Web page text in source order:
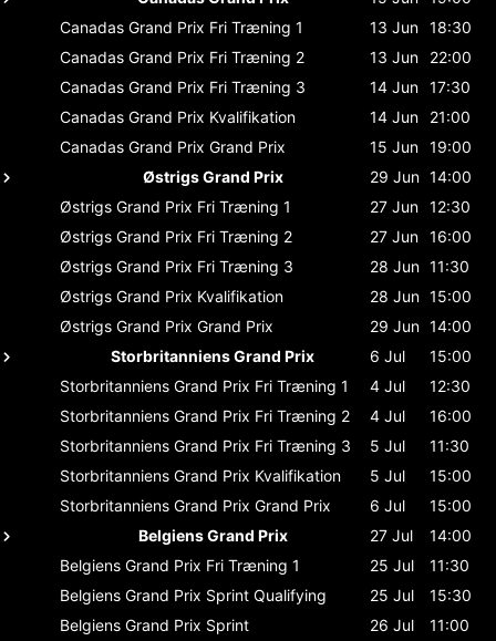
Canadas Grand Prix Fri Træning 1 13 Jun 18:30
Canadas Grand Prix Fri Træning 2 13 Jun
22:00
Canadas Grand Prix Fri Træning 3 14 Jun 17:30
Canadas Grand Prix Kvalifikation 14 Jun
21:00
Canadas Grand Prix Grand Prix 15 Jun 19:00
Østrigs Grand Prix
29 Jun 14:00
Østrigs Grand Prix Fri Træning 1 27 Jun 12:30
Østrigs Grand Prix Fri Træning 2 27 Jun 16:00
Østrigs Grand Prix Fri Træning 3 28 Jun 11:30
Østrigs Grand Prix Kvalifikation 28 Jun 15:00
Østrigs Grand Prix Grand Prix 29 Jun 14:00
Storbritanniens Grand Prix
6 Jul
15:00
Storbritanniens Grand Prix Fri Træning 1 4 Jul
12:30
Storbritanniens Grand Prix Fri Træning 2 4 Jul
16:00
Storbritanniens Grand Prix Fri Træning 3 5 Jul
11:30
Storbritanniens Grand Prix Kvalifikation 5 Jul
15:00
Storbritanniens Grand Prix Grand Prix 6 Jul
15:00
Belgiens Grand Prix
27 Jul
14:00
Belgiens Grand Prix Fri Træning 1 25 Jul
11:30
Belgiens Grand Prix Sprint Qualifying 25 Jul
15:30
Belgiens Grand Prix Sprint 26 Jul
11:00